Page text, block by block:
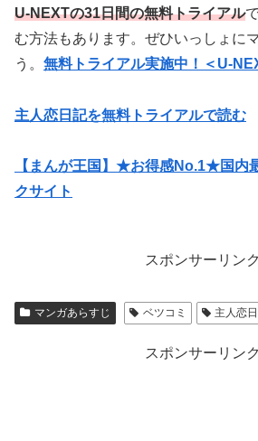
U-NEXTの31日間の無料トライアル
む方法もあります。ぜひいっしょに
う。 無料トライアル実施中！＜U-
主人恋日記を無料トライアルで読む
【まんが王国】★お得感No.1★国内
クサイト
スポンサーリンク
マンガあらすじ ベツコミ 主人恋
スポンサーリンク